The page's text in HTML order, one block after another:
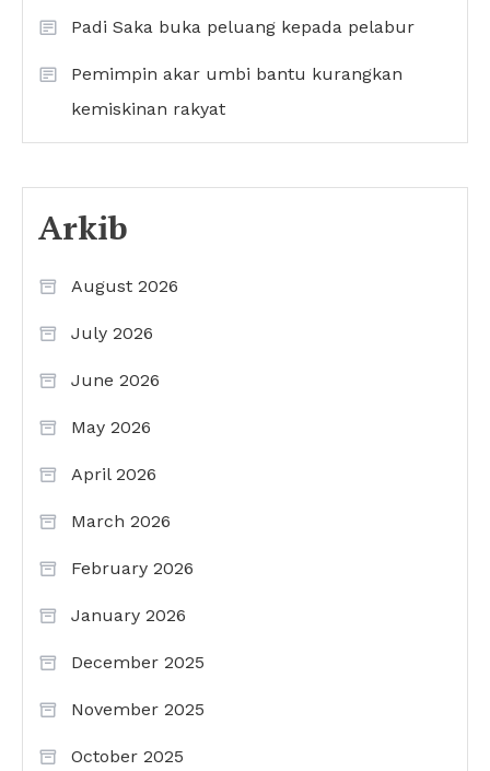
Padi Saka buka peluang kepada pelabur
Pemimpin akar umbi bantu kurangkan
kemiskinan rakyat
Arkib
August 2026
July 2026
June 2026
May 2026
April 2026
March 2026
February 2026
January 2026
December 2025
November 2025
October 2025